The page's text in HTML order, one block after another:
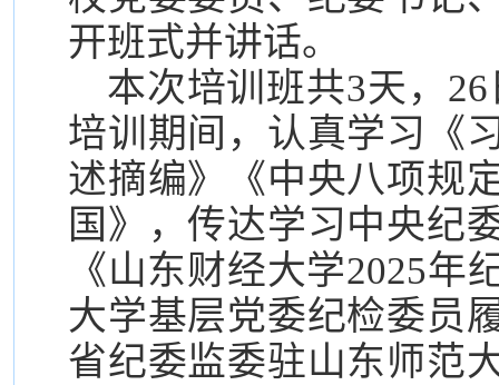
开班式并讲话。
本次培训班共3天，
培训期间，认真学习《
述摘编》《中央八项规
国》，传达学习中央纪
《山东财经大学2025
大学基层党委纪检委员
省纪委监委驻山东师范